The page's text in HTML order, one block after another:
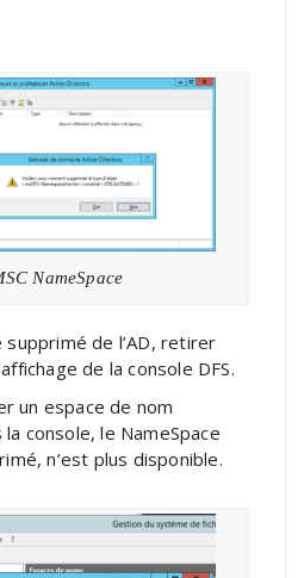
NameSpace
de l’AD, retirer
de la console DFS.
un espace de nom
console, le NameSpace
n’est plus disponible.